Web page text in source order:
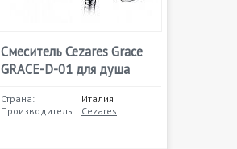
Смеситель Cezares Grace
GRACE-D-01 для душа
Страна:
Италия
Производитель: Cezares